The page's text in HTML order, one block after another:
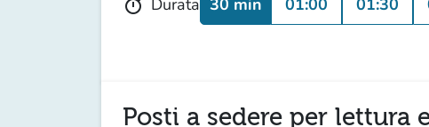
timer Durata 30 min 01:00 01:30
Posti a sedere per lettura